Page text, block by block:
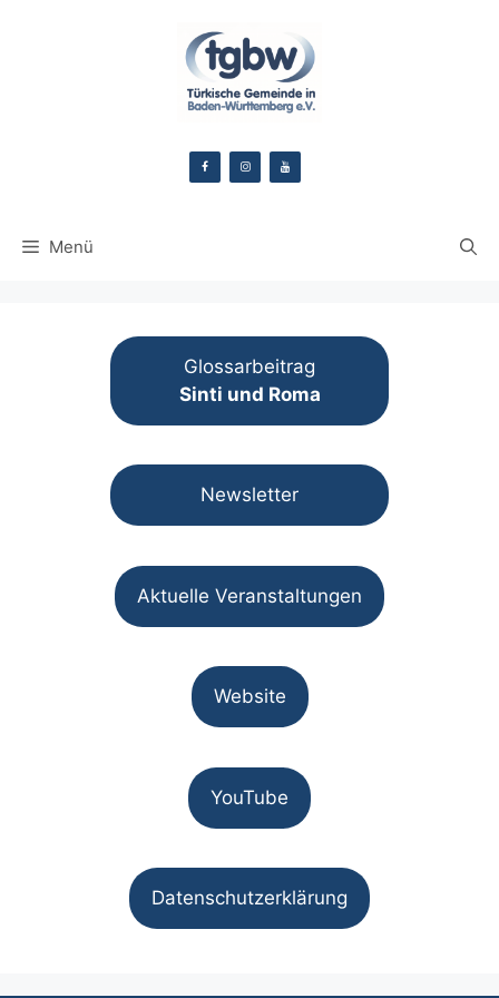
Menü
Glossarbeitrag
Sinti und Roma
Newsletter
Aktuelle Veranstaltungen
Website
YouTube
Datenschutzerklärung